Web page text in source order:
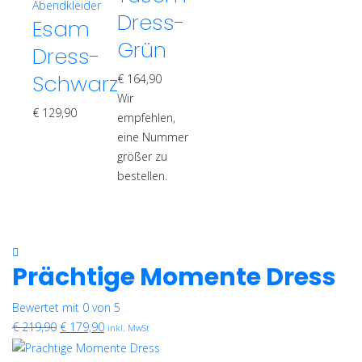
Produkt
weist
Varianten
auf.
Optionen
Abendkleider
Esam
Dress-
Schwarz
€ 129,90
Varianten
auf.
Die
Optionen
können
auf
der
Produktseite
gewählt
Dress-
Grün
€ 164,90
Wir
empfehlen,
eine Nummer
größer zu
bestellen.
Prächtige Momente Dress
Bewertet mit 0 von 5
€219,90 Ursprünglicher
Preis
€ 179,90Aktueller
Preis
inkl. MwSt